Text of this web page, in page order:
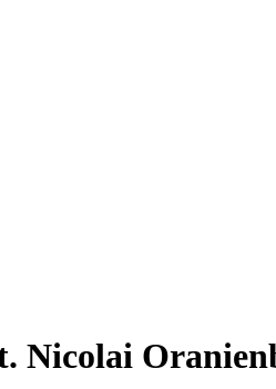
Nicolai